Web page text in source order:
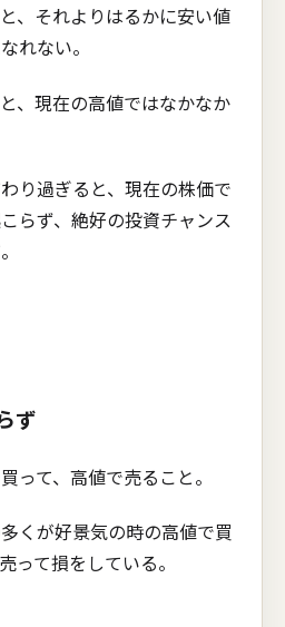
、それよりはるかに安い値
れない。
、現在の高値ではなかなか
り過ぎると、現在の株価で
らず、絶好の投資チャンス
ず
って、高値で売ること。
くが好景気の時の高値で買
って損をしている。